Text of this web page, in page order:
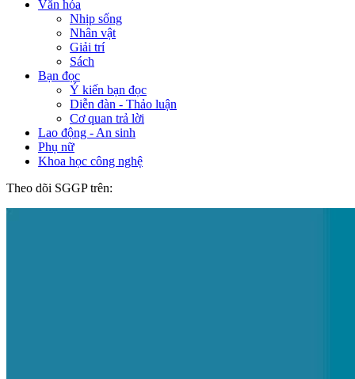
Văn hóa
Nhịp sống
Nhân vật
Giải trí
Sách
Bạn đọc
Ý kiến bạn đọc
Diễn đàn - Thảo luận
Cơ quan trả lời
Lao động - An sinh
Phụ nữ
Khoa học công nghệ
Theo dõi SGGP trên: